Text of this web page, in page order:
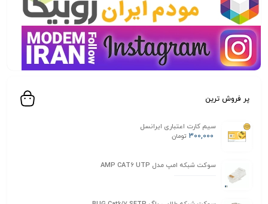
پر فروش ترین
سیم کارت اعتباری ایرانسل
300,000 تومان
سوکت شبکه امپ مدل AMP CAT6 UTP